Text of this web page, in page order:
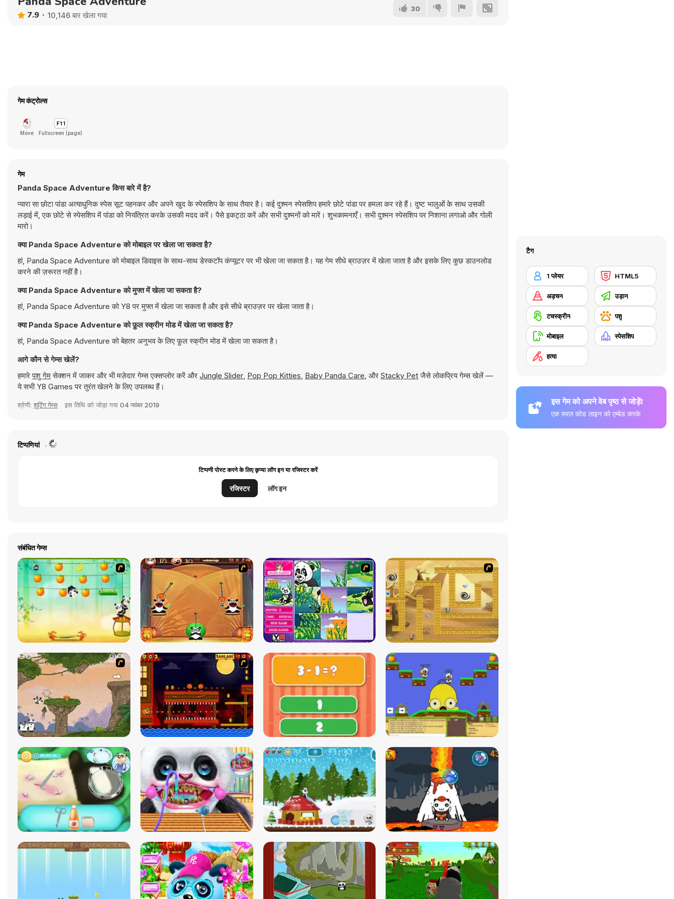
7.9 10,146 बार खेला गया
30
गेम कंट्रोल्स
Move Fullscreen (page)
गेम
Panda Space Adventure किस बारे में है?
प्यारा सा छोटा पांडा अत्याधुनिक स्पेस सूट पहनकर और अपने खुद के स्पेसशिप के साथ तैयार है। कई दुश्मन स्पेसशिप हमारे छोटे पांडा पर हमला कर रहे हैं। दुष्ट भालुओं के साथ उसकी
लड़ाई में, एक छोटे से स्पेसशिप में पांडा को नियंत्रित करके उसकी मदद करें। पैसे इकट्ठा करें और सभी दुश्मनों को मारें। शुभकामनाएँ। सभी दुश्मन स्पेसशिप पर निशाना लगाओ और गोली
मारो।
क्या Panda Space Adventure को मोबाइल पर खेला जा सकता है?
हां, Panda Space Adventure को मोबाइल डिवाइस के साथ-साथ डेस्कटॉप कंप्यूटर पर भी खेला जा सकता है। यह गेम सीधे ब्राउज़र में खेला जाता है और इसके लिए कुछ डाउनलोड
करने की ज़रूरत नहीं है।
क्या Panda Space Adventure को मुफ्त में खेला जा सकता है?
हां, Panda Space Adventure को Y8 पर मुफ्त में खेला जा सकता है और इसे सीधे ब्राउज़र पर खेला जाता है।
क्या Panda Space Adventure को फ़ुल स्क्रीन मोड में खेला जा सकता है?
हां, Panda Space Adventure को बेहतर अनुभव के लिए फ़ुल स्क्रीन मोड में खेला जा सकता है।
आगे कौन से गेम्स खेलें?
हमारेपशु गेमसेक्शन में जाकर और भी मज़ेदार गेम्स एक्सप्लोर करें और Jungle Slider, Pop Pop Kitties, Baby Panda Care, और Stacky Petजैसे लोकप्रिय गेम्स खेलें —
ये सभी Y8 Games पर तुरंत खेलने के लिए उपलब्ध हैं।
श्रेणी: शूटिंग गेम्स इस तिथि को जोड़ा गया 04 नवंबर 2019
टिप्पणियां
टिप्पणी पोस्ट करने के लिए कृप्या लॉग इन या रजिस्टर करें
रजिस्टर लॉग इन
संबंधित गेम्स
टैग
1 प्लेयर HTML5
अड़चन उड़ान
टचस्क्रीन पशु
मोबाइल स्पेसशिप
हत्या
इस गेम को अपने वेब पृष्ठ से जोड़ें!
एक सरल कोड लाइन को एम्बेड करके